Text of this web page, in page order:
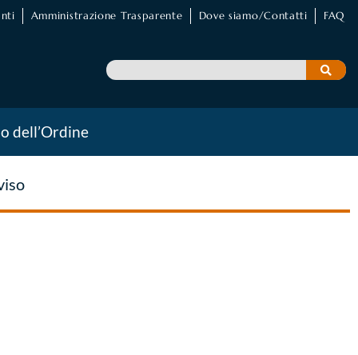
Amministrazione Trasparente Dove siamo/Contatti FAQ
dell’Ordine